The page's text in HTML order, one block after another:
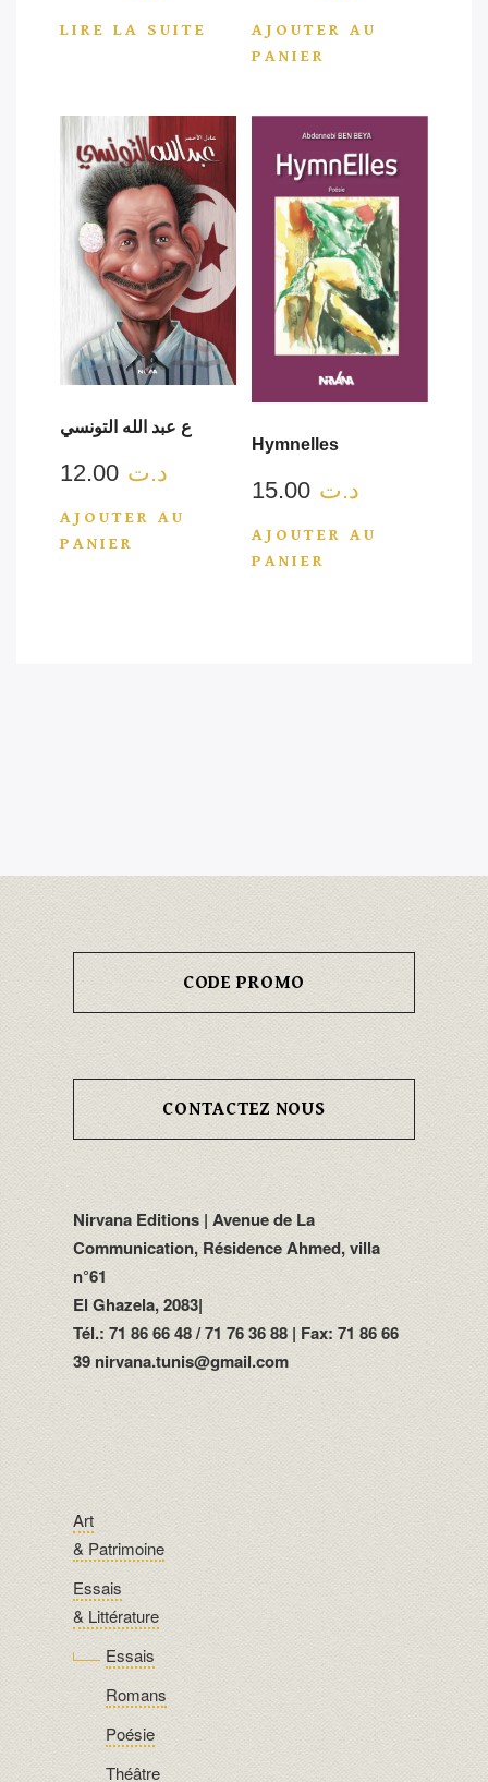
LIRE LA SUITE
AJOUTER AU
PANIER
ع عبد الله التونسي
د.ت
AJOUTER AU
PANIER
Hymnelles
د.ت 15.00
AJOUTER AU
PANIER
CODE PROMO
CONTACTEZ NOUS
Nirvana Editions | Avenue de La
Communication, Résidence Ahmed, villa
n°61
El Ghazela, 2083|
Tél.: 71 86 66 48 / 71 76 36 88 | Fax: 71 86 66
39 nirvana.tunis@gmail.com
Art
& Patrimoine
Essais
& Littérature
Essais
Romans
Poésie
Théâtre